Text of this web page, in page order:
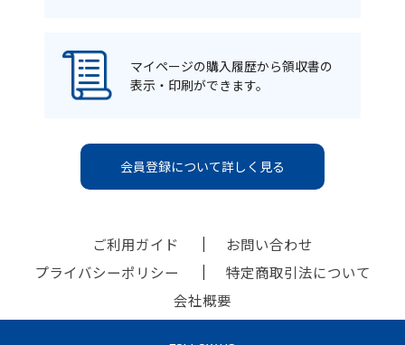
マイページの購入履歴から領収書の
表示・印刷ができます。
会員登録について詳しく見る
ご利用ガイド
お問い合わせ
プライバシーポリシー
特定商取引法について
会社概要